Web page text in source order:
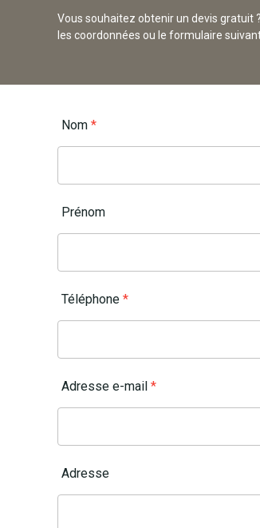
Vous souhaitez obtenir un devis gratuit ?
les coordonnées ou le formulaire
Nom *
Prénom
Téléphone *
Adresse e-mail *
Adresse